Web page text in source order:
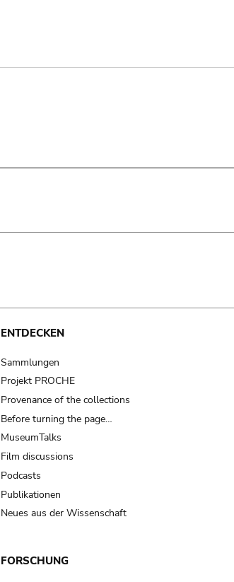
ENTDECKEN
Sammlungen
Projekt PROCHE
Provenance of the collections
Before turning the page…
MuseumTalks
Film discussions
Podcasts
Publikationen
Neues aus der Wissenschaft
FORSCHUNG